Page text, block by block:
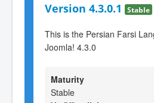
Version 4.3.0.1 Stable
This is the Persian Farsi
Joomla! 4.3.0
Maturity
Stable